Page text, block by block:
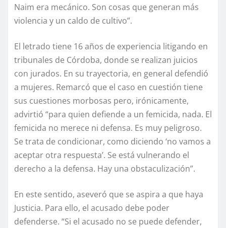
Naim era mecánico. Son cosas que generan más
violencia y un caldo de cultivo”.
El letrado tiene 16 años de experiencia litigando en
tribunales de Córdoba, donde se realizan juicios
con jurados. En su trayectoria, en general defendió
a mujeres. Remarcó que el caso en cuestión tiene
sus cuestiones morbosas pero, irónicamente,
advirtió “para quien defiende a un femicida, nada. El
femicida no merece ni defensa. Es muy peligroso.
Se trata de condicionar, como diciendo ‘no vamos a
aceptar otra respuesta’. Se está vulnerando el
derecho a la defensa. Hay una obstaculización”.
En este sentido, aseveró que se aspira a que haya
Justicia. Para ello, el acusado debe poder
defenderse. “Si el acusado no se puede defender,